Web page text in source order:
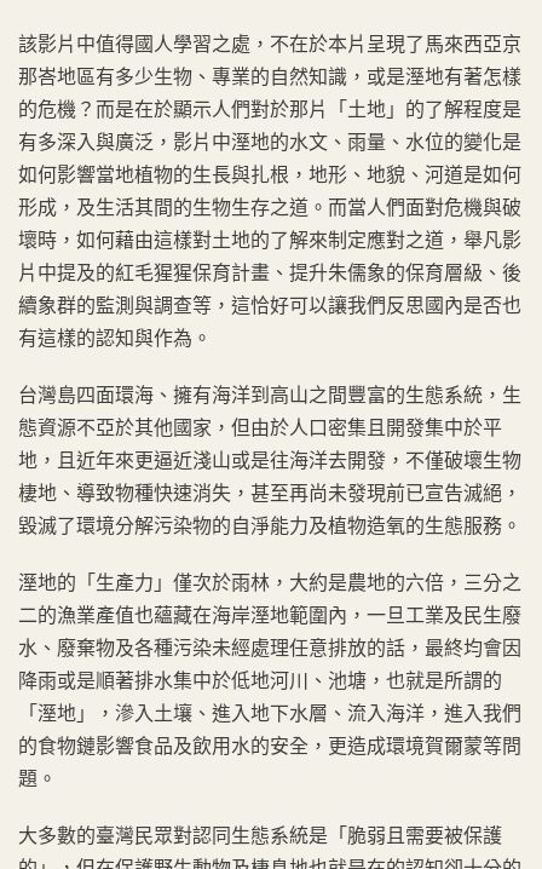
該影片中值得國人學習之處，不在於本片呈現了馬來西亞京
那峇地區有多少生物、專業的自然知識，或是溼地有著怎樣
的危機？而是在於顯示人們對於那片「土地」的了解程度是
有多深入與廣泛，影片中溼地的水文、雨量、水位的變化是
如何影響當地植物的生長與扎根，地形、地貌、河道是如何
形成，及生活其間的生物生存之道。而當人們面對危機與破
壞時，如何藉由這樣對土地的了解來制定應對之道，舉凡影
片中提及的紅毛猩猩保育計畫、提升朱儒象的保育層級、後
續象群的監測與調查等，這恰好可以讓我們反思國內是否也
有這樣的認知與作為。
台灣島四面環海、擁有海洋到高山之間豐富的生態系統，生
態資源不亞於其他國家，但由於人口密集且開發集中於平
地，且近年來更逼近淺山或是往海洋去開發，不僅破壞生物
棲地、導致物種快速消失，甚至再尚未發現前已宣告滅絕，
毀滅了環境分解污染物的自淨能力及植物造氧的生態服務。
溼地的「生產力」僅次於雨林，大約是農地的六倍，三分之
二的漁業產值也蘊藏在海岸溼地範圍內，一旦工業及民生廢
水、廢棄物及各種污染未經處理任意排放的話，最終均會因
降雨或是順著排水集中於低地河川、池塘，也就是所謂的
「溼地」，滲入土壤、進入地下水層、流入海洋，進入我們
的食物鏈影響食品及飲用水的安全，更造成環境賀爾蒙等問
題。
大多數的臺灣民眾對認同生態系統是「脆弱且需要被保護